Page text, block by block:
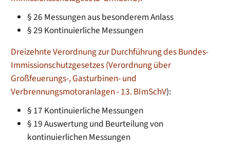
§ 26 Messungen aus besonderem Anlass
§ 29 Kontinuierliche Messungen
Dreizehnte Verordnung zur Durchführung des Bundes-
Immissionschutzgesetzes (Verordnung über
Großfeuerungs-, Gasturbinen- und
Verbrennungsmotoranlagen - 13. BImSchV):
§ 17 Kontinuierliche Messungen
§ 19 Auswertung und Beurteilung von
kontinuierlichen Messungen